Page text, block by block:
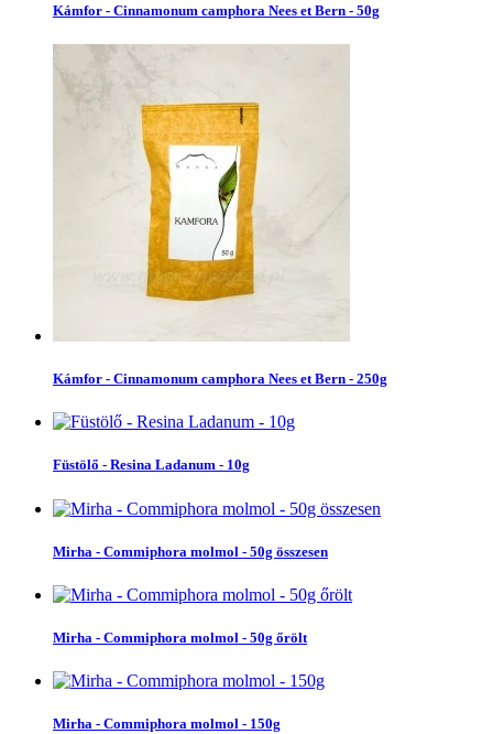
Kámfor - Cinnamonum camphora Nees et Bern - 50g
Kámfor - Cinnamonum camphora Nees et Bern - 250g
Füstölő - Resina Ladanum - 10g
Mirha - Commiphora molmol - 50g összesen
Mirha - Commiphora molmol - 50g őrölt
Mirha - Commiphora molmol - 150g